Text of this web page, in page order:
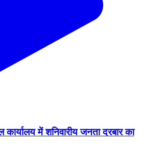
में शनिवारीय जनता दरबार का